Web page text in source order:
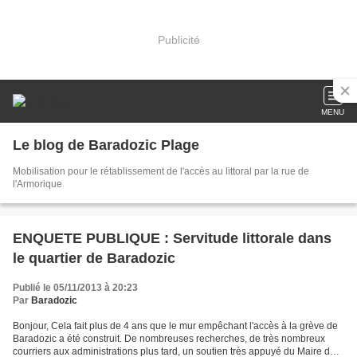
Publicité
MENU
Le blog de Baradozic Plage
Mobilisation pour le rétablissement de l'accès au littoral par la rue de
l'Armorique
ENQUETE PUBLIQUE : Servitude littorale dans
le quartier de Baradozic
Publié le 05/11/2013 à 20:23
Par Baradozic
Bonjour, Cela fait plus de 4 ans que le mur empêchant l'accès à la grève de
Baradozic a été construit. De nombreuses recherches, de très nombreux
courriers aux administrations plus tard, un soutien très appuyé du Maire du